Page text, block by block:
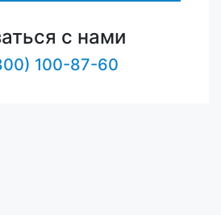
с нами
100-87-60